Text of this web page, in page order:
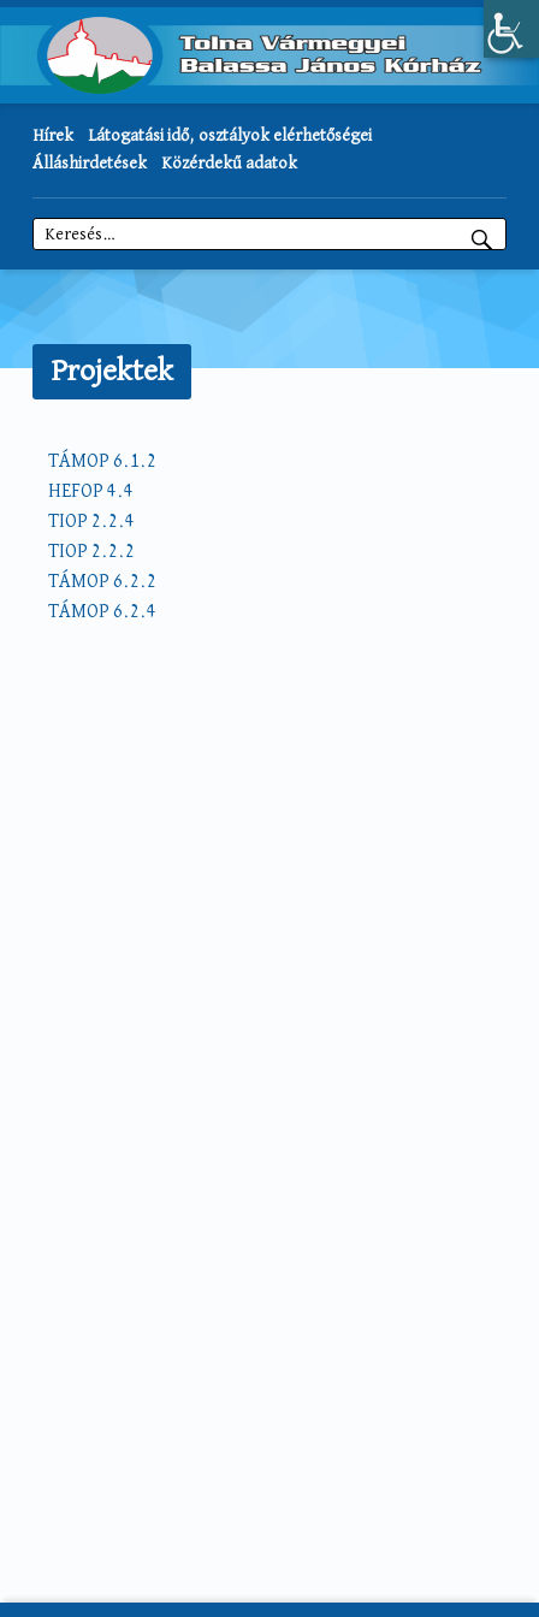
Hírek
Látogatási idő, osztályok elérhetőségei
Álláshirdetések
Közérdekű adatok
Keresés:
Projektek
TÁMOP 6.1.2
HEFOP 4.4
TIOP 2.2.4
TIOP 2.2.2
TÁMOP 6.2.2
TÁMOP 6.2.4